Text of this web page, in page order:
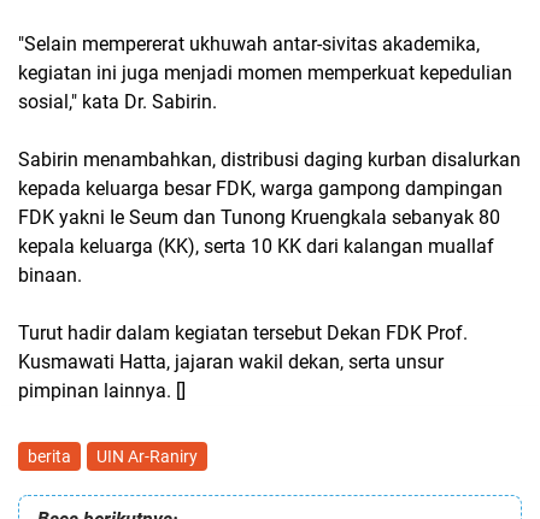
"Selain mempererat ukhuwah antar-sivitas akademika,
kegiatan ini juga menjadi momen memperkuat kepedulian
sosial," kata Dr. Sabirin.
Sabirin menambahkan, distribusi daging kurban disalurkan
kepada keluarga besar FDK, warga gampong dampingan
FDK yakni Ie Seum dan Tunong Kruengkala sebanyak 80
kepala keluarga (KK), serta 10 KK dari kalangan muallaf
binaan.
Turut hadir dalam kegiatan tersebut Dekan FDK Prof.
Kusmawati Hatta, jajaran wakil dekan, serta unsur
pimpinan lainnya. []
berita UIN Ar-Raniry